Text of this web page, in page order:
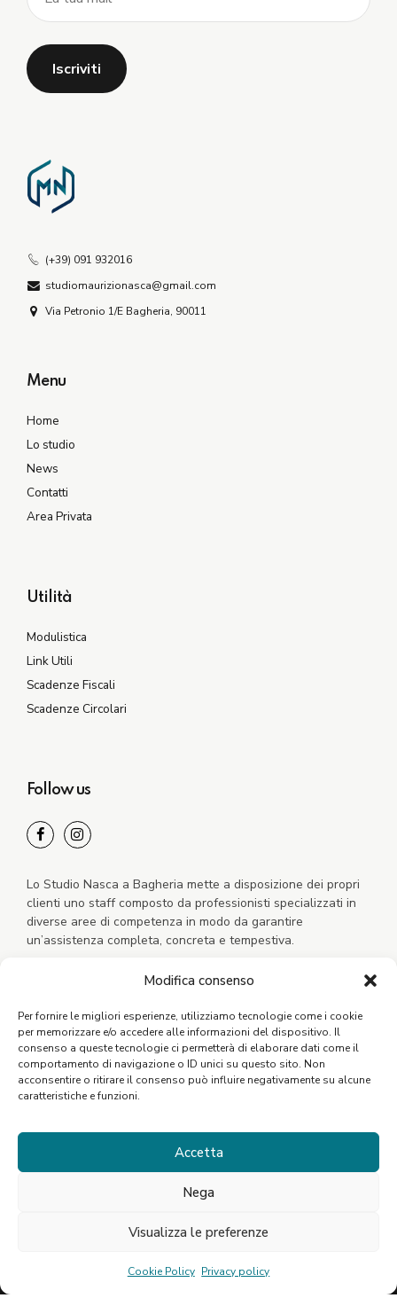
Modifica consenso
Per fornire le migliori esperienze, utilizziamo tecnologie come i cookie
per memorizzare e/o accedere alle informazioni del dispositivo. Il
consenso a queste tecnologie ci permetterà di elaborare dati come il
comportamento di navigazione o ID unici su questo sito. Non
acconsentire o ritirare il consenso può influire negativamente su alcune
caratteristiche e funzioni.
Accetta
Nega
Visualizza le preferenze
Cookie Policy Privacy policy
(+39) 091 932016
studiomaurizionasca@gmail.com
Via Petronio 1/E Bagheria, 90011
Menu
Home
Lo studio
News
Contatti
Area Privata
Utilità
Modulistica
Link Utili
Scadenze Fiscali
Scadenze Circolari
Follow us
Lo Studio Nasca a Bagheria mette a disposizione dei propri
clienti uno staff composto da professionisti specializzati in
diverse aree di competenza in modo da garantire
un’assistenza completa, concreta e tempestiva.
©2021 Studio Nasca. P.Iva: 06796770821
Cookie Policy Designed by Webvox.it